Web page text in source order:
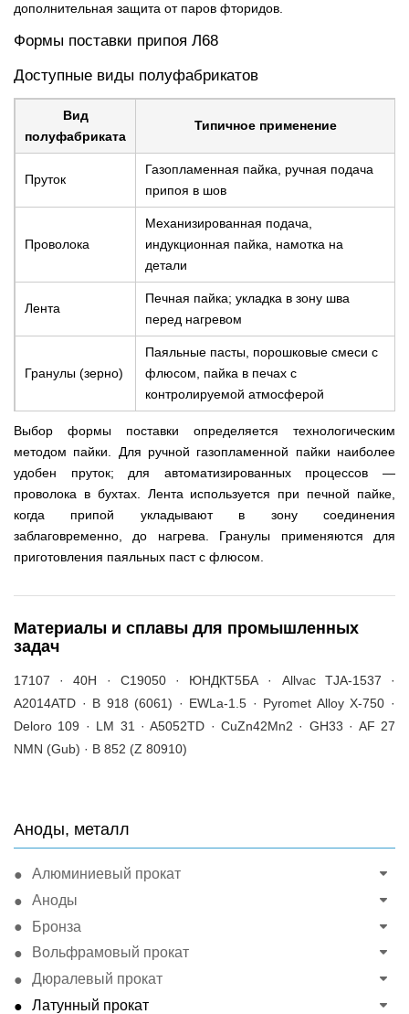
Аноды, металл
Алюминиевый прокат
Аноды
Бронза
Вольфрамовый прокат
Дюралевый прокат
Латунный прокат
дополнительная защита от паров фторидов.
Формы поставки припоя Л68
Доступные виды полуфабрикатов
Вид
полуфабриката
Типичное применение
Пруток
Газопламенная пайка, ручная подача
припоя в шов
Проволока
Механизированная подача,
индукционная пайка, намотка на
детали
Лента
Печная пайка; укладка в зону шва
перед нагревом
Гранулы (зерно)
Паяльные пасты, порошковые смеси с
флюсом, пайка в печах с
контролируемой атмосферой
Выбор формы поставки определяется технологическим
методом пайки. Для ручной газопламенной пайки наиболее
удобен пруток; для автоматизированных процессов —
проволока в бухтах. Лента используется при печной пайке,
когда припой укладывают в зону соединения
заблаговременно, до нагрева. Гранулы применяются для
приготовления паяльных паст с флюсом.
Материалы и сплавы для промышленных
задач
17107 · 40Н · C19050 · ЮНДКТ5БА · Allvac TJA-1537 ·
A2014ATD · B 918 (6061) · EWLa-1.5 · Pyromet Alloy X-750 ·
Deloro 109 · LM 31 · A5052TD · CuZn42Mn2 · GH33 · AF 27
NMN (Gub) · B 852 (Z 80910)